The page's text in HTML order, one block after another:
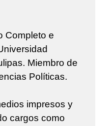
Completo e
Miembro de
Políticas.
impresos y
cargos como